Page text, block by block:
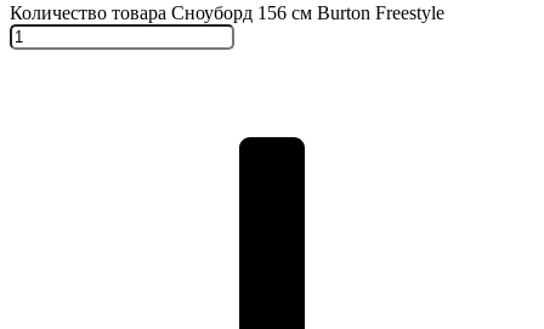
Количество товара Сноуборд 156 см Burton Freestyle